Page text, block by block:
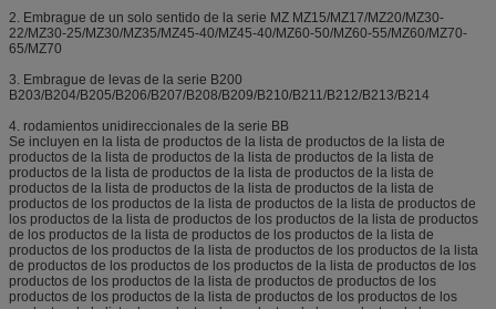
2. Embrague de un solo sentido de la serie MZ MZ15/MZ17/MZ20/MZ30-
22/MZ30-25/MZ30/MZ35/MZ45-40/MZ45-40/MZ60-50/MZ60-55/MZ60/MZ70-
65/MZ70
3. Embrague de levas de la serie B200
B203/B204/B205/B206/B207/B208/B209/B210/B211/B212/B213/B214
4. rodamientos unidireccionales de la serie BB
Se incluyen en la lista de productos de la lista de productos de la lista de
productos de la lista de productos de la lista de productos de la lista de
productos de la lista de productos de la lista de productos de la lista de
productos de la lista de productos de la lista de productos de la lista de
productos de los productos de la lista de productos de la lista de productos de
los productos de la lista de productos de los productos de la lista de productos
de los productos de la lista de productos de los productos de la lista de
productos de los productos de la lista de productos de los productos de la lista
de productos de los productos de los productos de la lista de productos de los
productos de los productos de la lista de productos de productos de los
productos de los productos de la lista de productos de los productos de los